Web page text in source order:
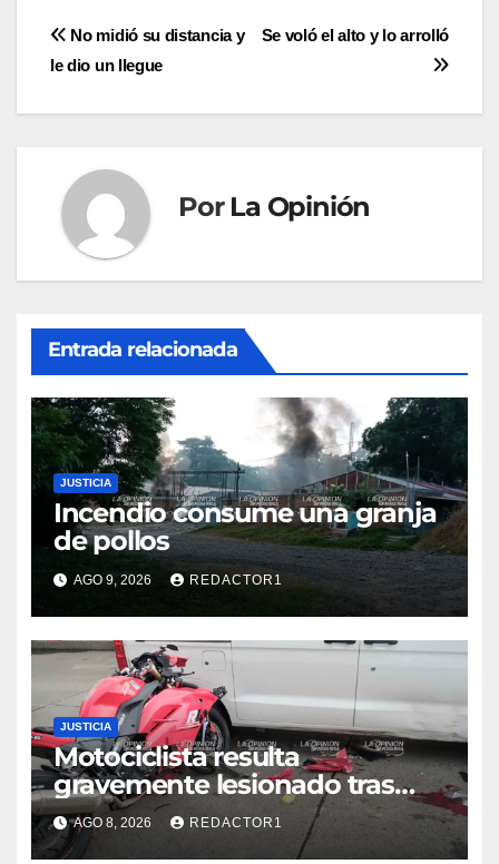
Navegación
Se voló el alto y lo arrolló
No midió su distancia y
le dio un llegue
Por La Opinión
Entrada relacionada
JUSTICIA
Incendio consume una granja
de pollos
AGO 9, 2026 REDACTOR1
JUSTICIA
Motociclista resulta
gravemente lesionado tras
choque en la colonia Ricardo
Flores Magón
AGO 8, 2026 REDACTOR1